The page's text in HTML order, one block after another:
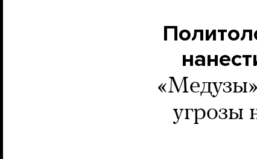
угрозы